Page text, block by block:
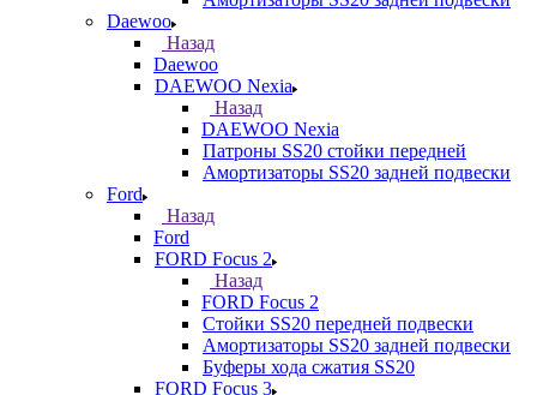
Daewoo
Назад
Daewoo
DAEWOO Nexia
Назад
DAEWOO Nexia
Патроны SS20 стойки передней
Амортизаторы SS20 задней подвески
Ford
Назад
Ford
FORD Focus 2
Назад
FORD Focus 2
Стойки SS20 передней подвески
Амортизаторы SS20 задней подвески
Буферы хода сжатия SS20
FORD Focus 3